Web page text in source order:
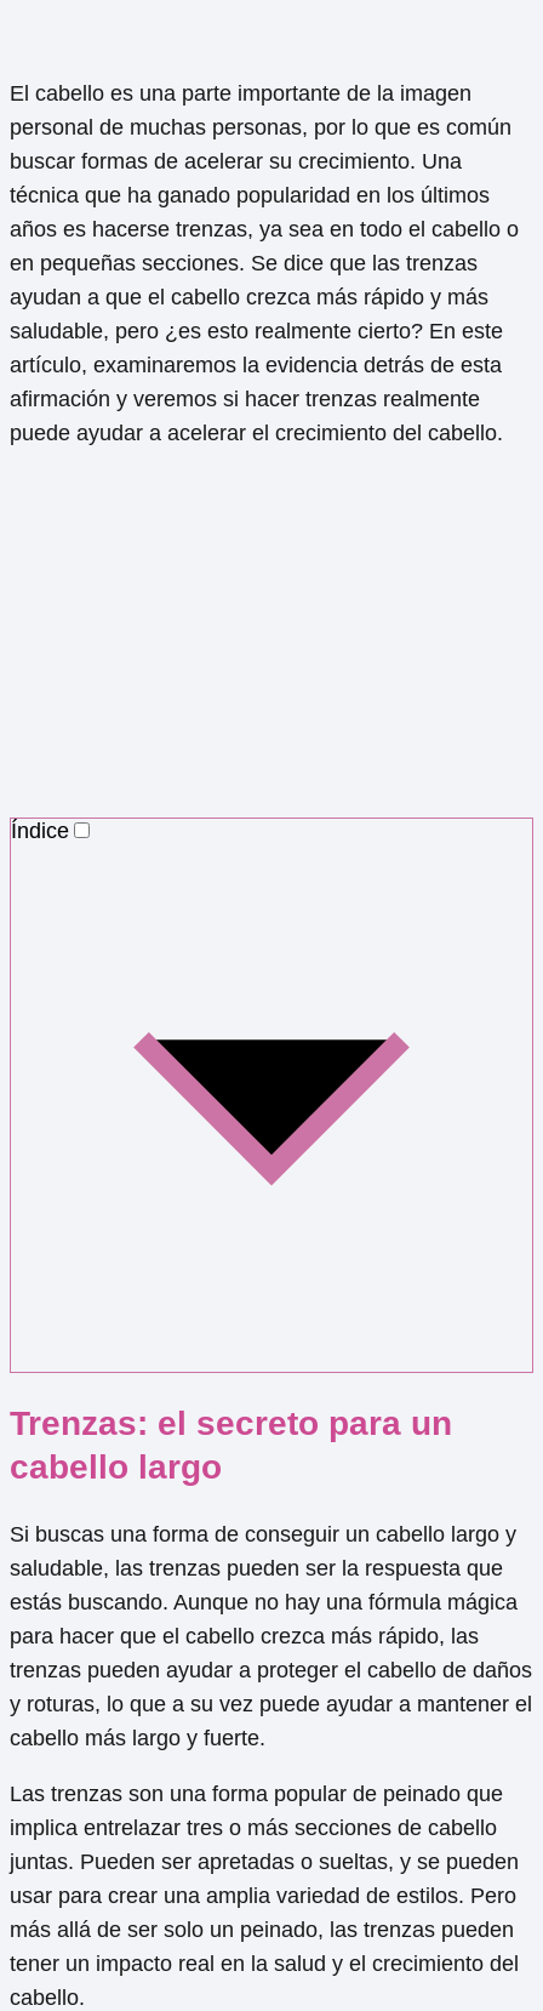
El cabello es una parte importante de la imagen
personal de muchas personas, por lo que es común
buscar formas de acelerar su crecimiento. Una
técnica que ha ganado popularidad en los últimos
años es hacerse trenzas, ya sea en todo el cabello o
en pequeñas secciones. Se dice que las trenzas
ayudan a que el cabello crezca más rápido y más
saludable, pero ¿es esto realmente cierto? En este
artículo, examinaremos la evidencia detrás de esta
afirmación y veremos si hacer trenzas realmente
puede ayudar a acelerar el crecimiento del cabello.
Índice
Trenzas: el secreto para un
cabello largo
Si buscas una forma de conseguir un cabello largo y
saludable, las trenzas pueden ser la respuesta que
estás buscando. Aunque no hay una fórmula mágica
para hacer que el cabello crezca más rápido, las
trenzas pueden ayudar a proteger el cabello de daños
y roturas, lo que a su vez puede ayudar a mantener el
cabello más largo y fuerte.
Las trenzas son una forma popular de peinado que
implica entrelazar tres o más secciones de cabello
juntas. Pueden ser apretadas o sueltas, y se pueden
usar para crear una amplia variedad de estilos. Pero
más allá de ser solo un peinado, las trenzas pueden
tener un impacto real en la salud y el crecimiento del
cabello.